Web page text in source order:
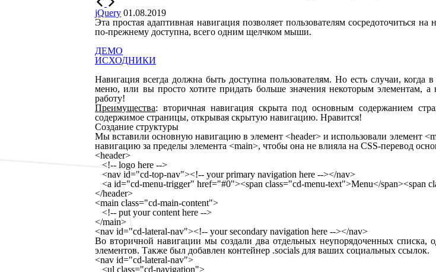
jQuery 01.08.2019
Эта простая адаптивная навигация позволяет пользователям сосредоточиться
по-прежнему доступна, всего одним щелчком мыши.
ДЕМО
ИСХОДНИКИ
Навигация всегда должна быть доступна пользователям. Но есть случаи, когда
меню, или вы просто хотите придать больше значения некоторым элементам,
работу!
Преимущества: вторичная навигация скрыта под основным содержанием
содержимое страницы, открывая скрытую навигацию. Нравится!
Создание структуры
Мы вставили основную навигацию в элемент<header> и использовали элемент
навигацию за пределы элемента <main>, чтобы она не влияла на CSS-перевод
<header>
<!-- logo here -->
<nav id="cd-top-nav"><!-- your primary navigation here --></nav>
<a id="cd-menu-trigger" href="#0"><span class="cd-menu-text">Menu</span><span
</header>
<main class="cd-main-content">
<!-- put your content here -->
</main>
<nav id="cd-lateral-nav"><!-- your secondary navigation here --></nav>
Во вторичной навигации мы создали два отдельных неупорядоченных
элементов. Также был добавлен контейнер .socials для ваших социальных ссылок.
<nav id="cd-lateral-nav">
<ul class="cd-navigation">